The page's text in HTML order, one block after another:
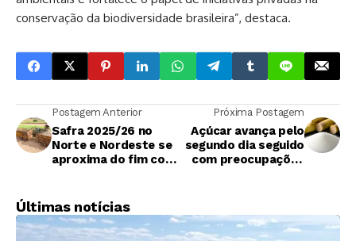
conservação da biodiversidade brasileira”, destaca.
Postagem Anterior
Safra 2025/26 no
Norte e Nordeste se
aproxima do fim com
Próxima Postagem
Açúcar avança pelo
segundo dia seguido
com preocupações
Últimas notícias